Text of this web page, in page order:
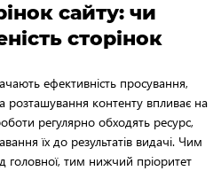
сайту: чи
сторінок
ефективність просування,
розташування контенту впливає на
регулярно обходять ресурс,
їх до результатів видачі. Чим
головної, тим нижчий пріоритет